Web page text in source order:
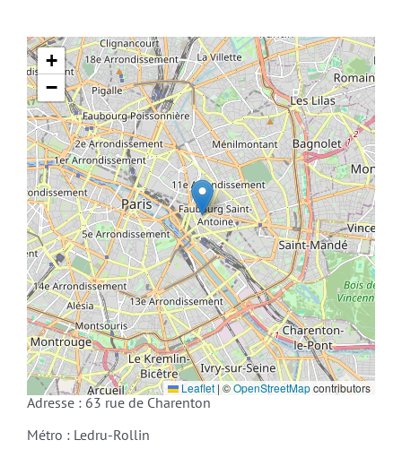
+
−
Leaflet | ©OpenStreetMapcontributors
Adresse : 63 rue de Charenton
Métro : Ledru-Rollin